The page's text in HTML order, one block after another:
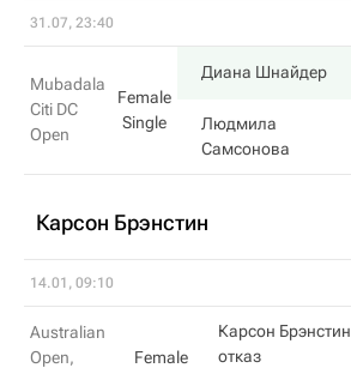
31.07, 23:40
Mubadala
Citi DC
Open
Female
Single
Диана Шнайдер
Людмила
Самсонова
Карсон Брэнстин
14.01, 09:10
Australian
Open,
Female
Карсон Брэнстин
отказ